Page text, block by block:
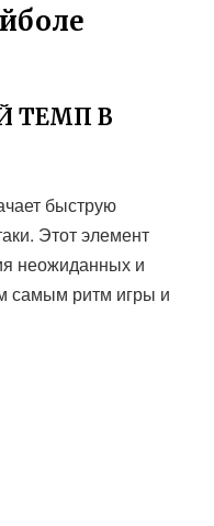
ТЕМП В
быструю
Этот элемент
неожиданных и
самым ритм игры и